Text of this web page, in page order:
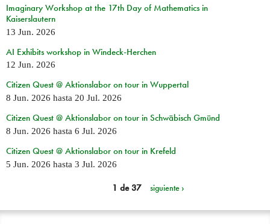
Imaginary Workshop at the 17th Day of Mathematics in
Kaiserslautern
13 Jun. 2026
AI Exhibits workshop in Windeck-Herchen
12 Jun. 2026
Citizen Quest @ Aktionslabor on tour in Wuppertal
8 Jun. 2026 hasta 20 Jul. 2026
Citizen Quest @ Aktionslabor on tour in Schwäbisch Gmünd
8 Jun. 2026 hasta 6 Jul. 2026
Citizen Quest @ Aktionslabor on tour in Krefeld
5 Jun. 2026 hasta 3 Jul. 2026
1 de 37 siguiente ›